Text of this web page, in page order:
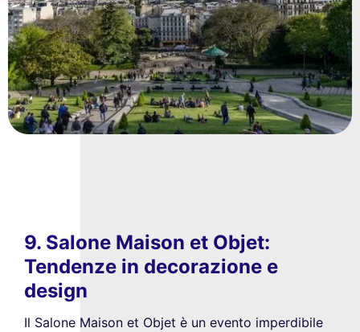
9. Salone Maison et Objet:
Tendenze in decorazione e
design
Il Salone Maison et Objet è un evento imperdibile